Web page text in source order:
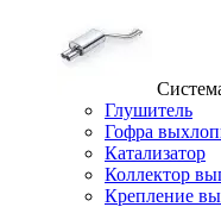
Глушитель
Гофра
Катализатор
Коллектор
Крепление